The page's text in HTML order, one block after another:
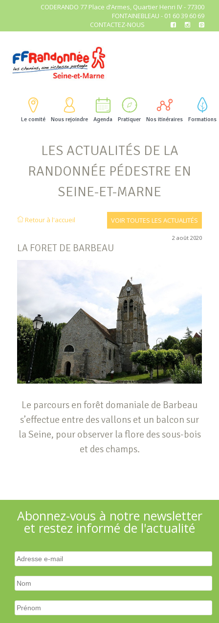
CODERANDO 77 Place d’Armes, Quartier Henri IV - 77300
FONTAINEBLEAU - 01 60 39 60 69
CONTACTEZ-NOUS
Le comité Nous rejoindre Agenda Pratiquer Nos itinéraires Formations
LES ACTUALITÉS DE LA
RANDONNÉE PÉDESTRE EN
SEINE-ET-MARNE
Retour à l'accueil VOIR TOUTES LES ACTUALITÉS
LA FORET DE BARBEAU
2 août 2020
Le parcours en forêt domaniale de Barbeau
s’effectue entre des vallons et un balcon sur
la Seine, pour observer la flore des sous-bois
et des champs.
Abonnez-vous à notre newsletter
et restez informé de l'actualité